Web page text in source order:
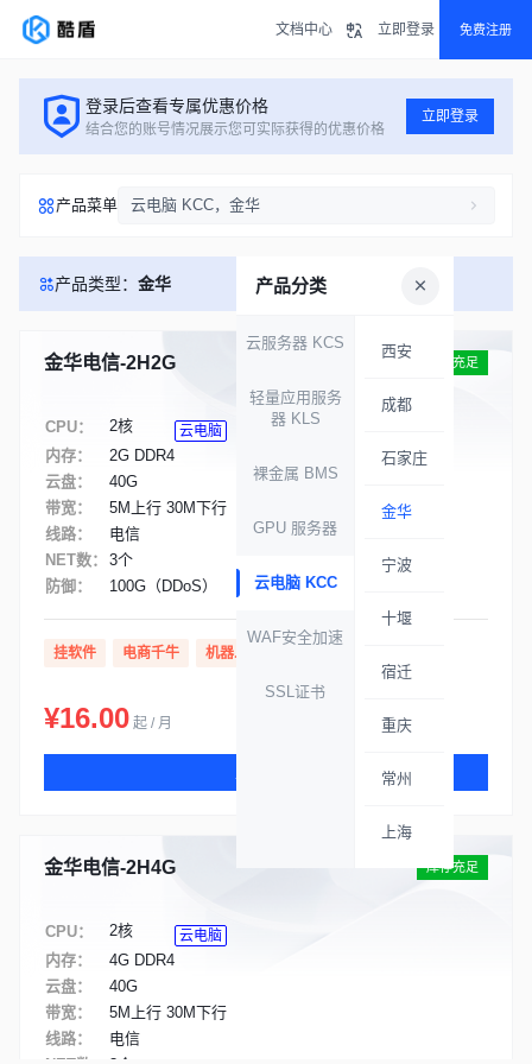
文档中心 立即登录 免费注册
登录后查看专属优惠价格
结合您的账号情况展示您可实际获得的优惠价格
立即登录
产品菜单 云电脑 KCC，金华
产品分类
云服务器 KCS
轻量应用服务
器 KLS
裸金属 BMS
GPU 服务器
云电脑 KCC
WAF安全加速
SSL证书
西安
成都
石家庄
金华
宁波
十堰
宿迁
重庆
常州
上海
产品类型： 金华
金华电信-2H2G 库存充足
CPU： 2核 云电脑
内存：
2G DDR4
云盘：
40G
带宽：
5M上行 30M下行
线路：
电信
NET数：
3个
防御：
100G（DDoS）
挂软件 电商千牛 机器人
¥16.00 起 / 月
金华电信-2H4G 库存充足
CPU： 2核 云电脑
内存：
4G DDR4
云盘：
40G
带宽：
5M上行 30M下行
线路：
电信